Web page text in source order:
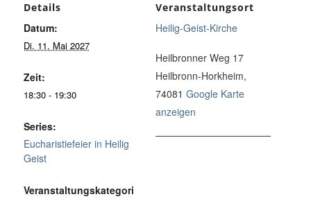
Details
Datum:
Di. 11. Mai 2027
Zeit:
18:30 - 19:30
Series:
Eucharistiefeier in Heilig
Geist
Veranstaltungskategori
Veranstaltungsort
Heilig-Geist-Kirche
Heilbronner Weg 17
Heilbronn-Horkheim,
74081 Google Karte
anzeigen